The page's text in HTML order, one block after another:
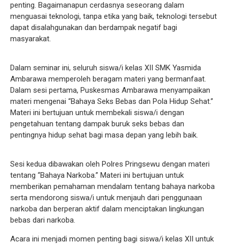
penting. Bagaimanapun cerdasnya seseorang dalam
menguasai teknologi, tanpa etika yang baik, teknologi tersebut
dapat disalahgunakan dan berdampak negatif bagi
masyarakat.
Dalam seminar ini, seluruh siswa/i kelas XII SMK Yasmida
Ambarawa memperoleh beragam materi yang bermanfaat.
Dalam sesi pertama, Puskesmas Ambarawa menyampaikan
materi mengenai “Bahaya Seks Bebas dan Pola Hidup Sehat.”
Materi ini bertujuan untuk membekali siswa/i dengan
pengetahuan tentang dampak buruk seks bebas dan
pentingnya hidup sehat bagi masa depan yang lebih baik.
Sesi kedua dibawakan oleh Polres Pringsewu dengan materi
tentang “Bahaya Narkoba.” Materi ini bertujuan untuk
memberikan pemahaman mendalam tentang bahaya narkoba
serta mendorong siswa/i untuk menjauh dari penggunaan
narkoba dan berperan aktif dalam menciptakan lingkungan
bebas dari narkoba.
Acara ini menjadi momen penting bagi siswa/i kelas XII untuk